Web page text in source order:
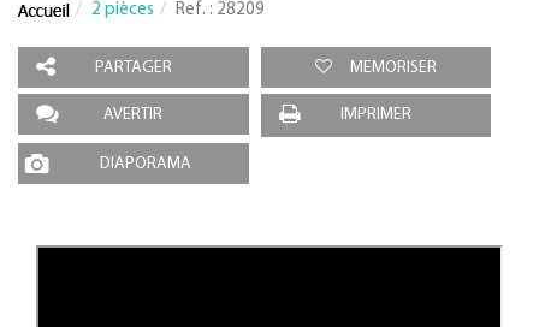
2 pièces Ref. : 28209
PARTAGER MEMORISER
AVERTIR IMPRIMER
DIAPORAMA